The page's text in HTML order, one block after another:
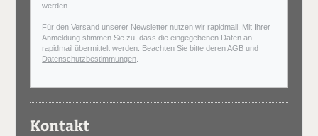
werden.
Für den Versand unserer Newsletter nutzen wir rapidmail. Mit Ihrer
Anmeldung stimmen Sie zu, dass die eingegebenen Daten an
rapidmail übermittelt werden. Beachten Sie bitte derenAGB und
Datenschutzbestimmungen
Kontakt